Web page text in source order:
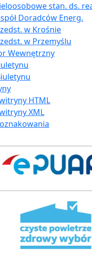
stan. ds.
Doradców Energ.
w Krośnie
w Przemyślu
Wewnętrzny
HTML
XML